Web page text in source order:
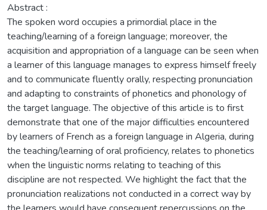
Abstract :
The spoken word occupies a primordial place in the
teaching/learning of a foreign language; moreover, the
acquisition and appropriation of a language can be seen when
a learner of this language manages to express himself freely
and to communicate fluently orally, respecting pronunciation
and adapting to constraints of phonetics and phonology of
the target language. The objective of this article is to first
demonstrate that one of the major difficulties encountered
by learners of French as a foreign language in Algeria, during
the teaching/learning of oral proficiency, relates to phonetics
when the linguistic norms relating to teaching of this
discipline are not respected. We highlight the fact that the
pronunciation realizations not conducted in a correct way by